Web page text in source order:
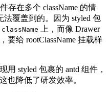
存在多个 className 的情
法覆盖到的。因为 styled 包
className 上，而像 Drawer
要给 rootClassName 挂载样
styled 包裹的 antd 组件，
也降低了研发效率。